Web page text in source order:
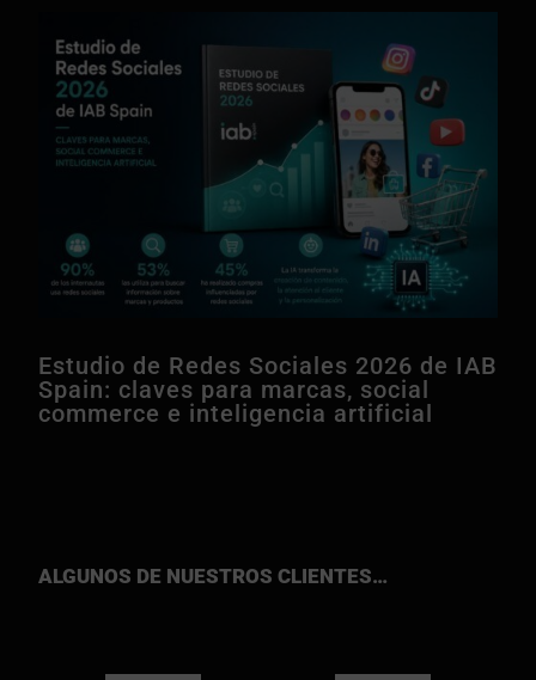
Estudio de Redes Sociales 2026 de IAB
Spain: claves para marcas, social
commerce e inteligencia artificial
ALGUNOS DE NUESTROS CLIENTES…